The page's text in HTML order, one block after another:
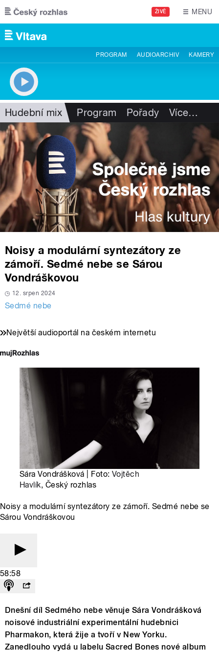
Přejít k hlavnímu obsahu
ŽIVĚ MENU
PROGRAM AUDIOARCHIV KAMERY
Hudební mix Program Pořady Více…
Noisy a modulární syntezátory ze
zámoří. Sedmé nebe se Sárou
Vondráškovou
12. srpen 2024
Sedmé nebe
Největší audioportál na českém internetu
Sára Vondrášková | Foto: Vojtěch
Havlík, Český rozhlas
Noisy a modulární syntezátory ze zámoří. Sedmé nebe se
Sárou Vondráškovou
58:58
Dnešní díl Sedmého nebe věnuje Sára Vondrášková
noisové industriální experimentální hudebnici
Pharmakon, která žije a tvoří v New Yorku.
Zanedlouho vydá u labelu Sacred Bones nové album